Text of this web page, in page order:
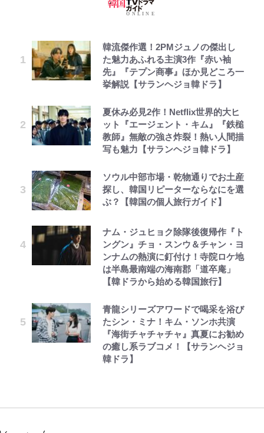
韓流傑作選！2PMジュノの傑出し
た魅力あふれる主演3作『赤い袖
先』『テプン商事』ほか見どころ一
挙解説【サランヘジョ韓ドラ】
夏休み必見2作！Netflix世界的大ヒ
ット『エージェント・キム』『鉄槌
教師』無敵の強さ炸裂！熱い人間描
写も魅力【サランヘジョ韓ドラ】
ソウル中部市場・乾物通りでお土産
探し、韓国リピーターならなにを選
ぶ？【韓国の個人旅行ガイド】
ナム・ジュヒョク除隊後復帰作『ト
ングン』チョ・スンウ＆チャン・ヨ
ンナムの熱演に釘付け！寺院ロケ地
は半島最南端の海南郡「道卒庵」
【韓ドラから始める韓国旅行】
青龍シリーズアワードで喝采を浴び
たシン・ミナ！キム・ソンホ共演
『海街チャチャチャ』真夏にお勧め
の癒し系ラブコメ！【サランヘジョ
韓ドラ】